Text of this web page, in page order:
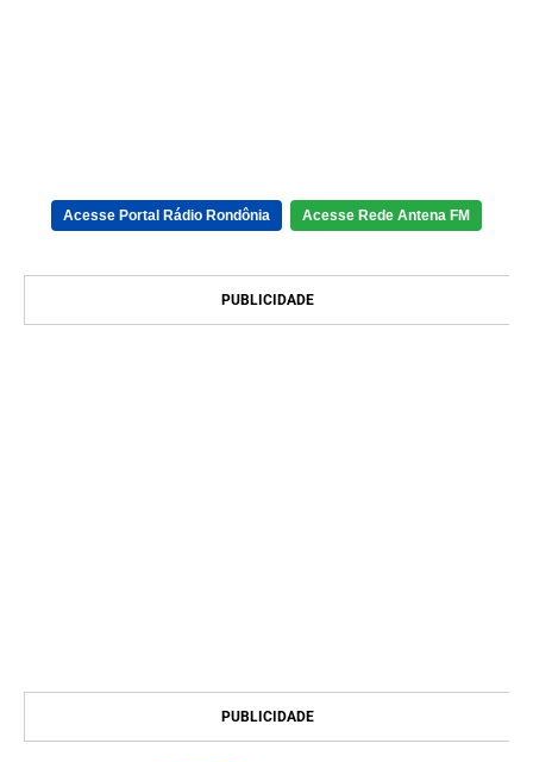
Acesse Portal Rádio Rondônia Acesse Rede Antena FM
PUBLICIDADE
PUBLICIDADE